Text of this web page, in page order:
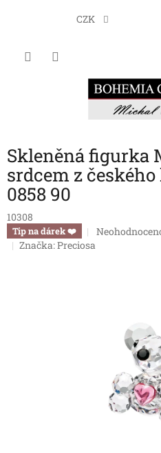
CZK
Skleněná figurka
srdcem z
0858 90
10308
Tip na dárek ❤️
Průměrné
Značka:Preciosa